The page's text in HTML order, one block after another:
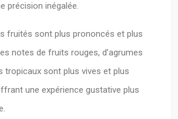
précision inégalée.
fruités sont plus prononcés et plus
notes de fruits rouges, d’agrumes
tropicaux sont plus vives et plus
une expérience gustative plus